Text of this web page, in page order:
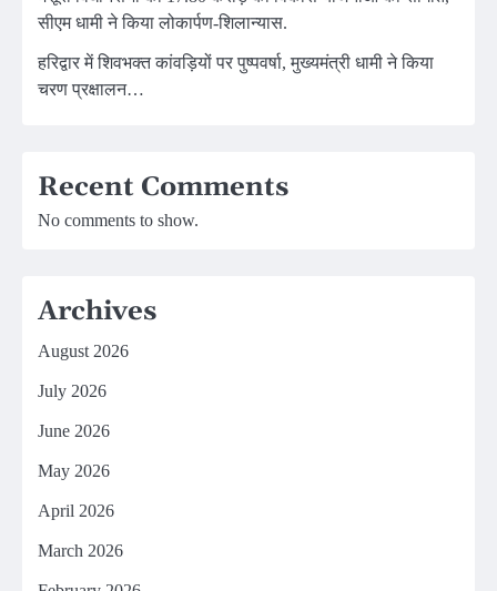
सीएम धामी ने किया लोकार्पण-शिलान्यास.
हरिद्वार में शिवभक्त कांवड़ियों पर पुष्पवर्षा, मुख्यमंत्री धामी ने किया
चरण प्रक्षालन…
Recent Comments
No comments to show.
Archives
August 2026
July 2026
June 2026
May 2026
April 2026
March 2026